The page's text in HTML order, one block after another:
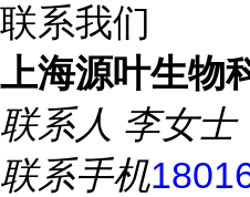
联系我们
上海源叶生物
联系人 李女士
联系手机